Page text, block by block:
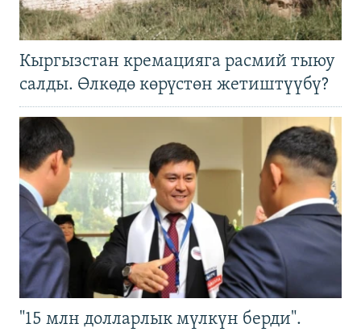
Кыргызстан кремацияга расмий тыюу
салды. Өлкөдө көрүстөн жетиштүүбү?
"15 млн долларлык мүлкүн берди".